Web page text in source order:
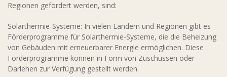
Regionen gefördert werden, sind:
Solarthermie-Systeme: In vielen Ländern und Regionen gibt es
Förderprogramme für Solarthermie-Systeme, die die Beheizung
von Gebäuden mit erneuerbarer Energie ermöglichen. Diese
Förderprogramme können in Form von Zuschüssen oder
Darlehen zur Verfügung gestellt werden.